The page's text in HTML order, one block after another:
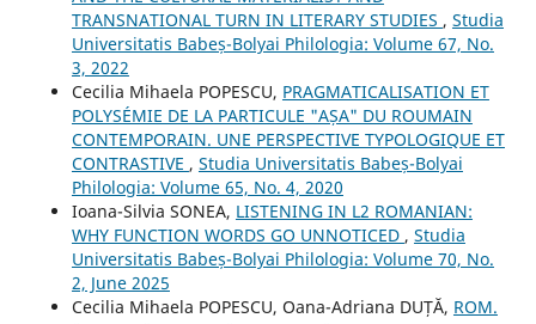
TRANSNATIONAL TURN IN LITERARY STUDIES , Studia
Universitatis Babeș-Bolyai Philologia: Volume 67, No.
3, 2022
Cecilia Mihaela POPESCU, PRAGMATICALISATION ET
POLYSÉMIE DE LA PARTICULE "AȘA" DU ROUMAIN
CONTEMPORAIN. UNE PERSPECTIVE TYPOLOGIQUE ET
CONTRASTIVE , Studia Universitatis Babeș-Bolyai
Philologia: Volume 65, No. 4, 2020
Ioana-Silvia SONEA, LISTENING IN L2 ROMANIAN:
WHY FUNCTION WORDS GO UNNOTICED , Studia
Universitatis Babeș-Bolyai Philologia: Volume 70, No.
2, June 2025
Cecilia Mihaela POPESCU, Oana-Adriana DUȚĂ, ROM.